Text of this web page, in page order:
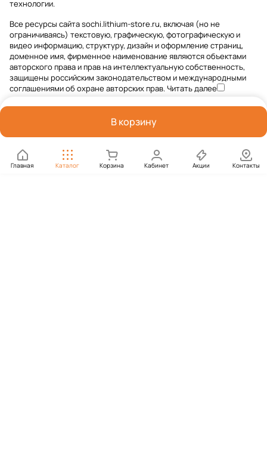
В корзину
Главная Каталог Корзина Кабинет Акции Контакты
технологии.
Все ресурсы сайта sochi.lithium-store.ru, включая (но не
ограничиваясь) текстовую, графическую, фотографическую и
видео информацию, структуру, дизайн и оформление страниц,
доменное имя, фирменное наименование являются объектами
авторского права и прав на интеллектуальную собственность,
защищены российским законодательством и международными
соглашениями об охране авторских прав.Читать далее